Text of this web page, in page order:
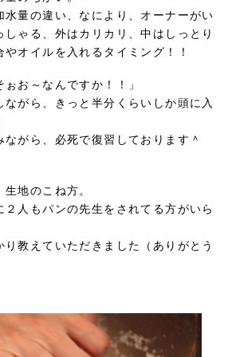
水量の違い、なにより、オーナーがい
ゃる、外はカリカリ、中はしっとり
オイルを入れるタイミング！！
お～なんですか！！」
ながら、きっと半分くらいしか頭に入
がら、必死で復習しております＾
地のこね方。
２人もパンの先生をされてる方がいら
教えていただきました（ありがとう